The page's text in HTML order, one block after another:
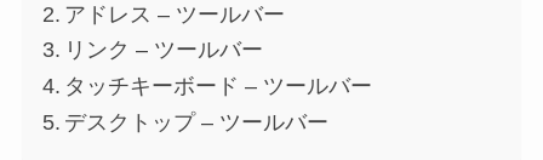
アドレス – ツールバー
リンク – ツールバー
タッチキーボード – ツールバー
デスクトップ – ツールバー